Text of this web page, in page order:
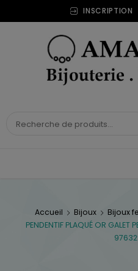
INSCRIPTION
BIJOUTERIE
Accueil Bijoux Bijoux
PENDENTIF PLAQUÉ OR